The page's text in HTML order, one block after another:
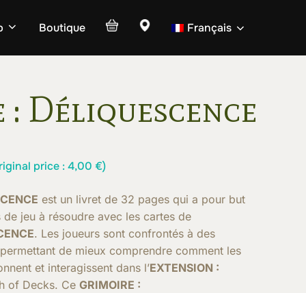
Boutique Français
Déliquescence
price :4,00 €)
est un livret de 32 pages qui a pour but
jeu à résoudre avec les cartes de
. Les joueurs sont confrontés à des
de mieux comprendre comment les
et interagissent dans l’EXTENSION :
of Decks. Ce GRIMOIRE :